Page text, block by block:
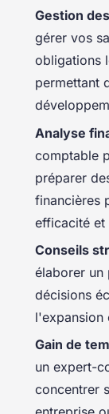
Gestion
gérer vos
obligations
permettant
Analyse
comptable
préparer
financières
efficacité et
Conseils
élaborer un
décisions
l'expansion
Gain de
un expert-
concentrer